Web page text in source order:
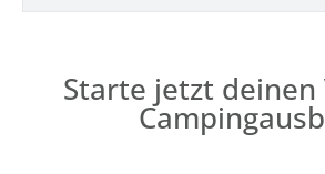
Starte jetzt deinen